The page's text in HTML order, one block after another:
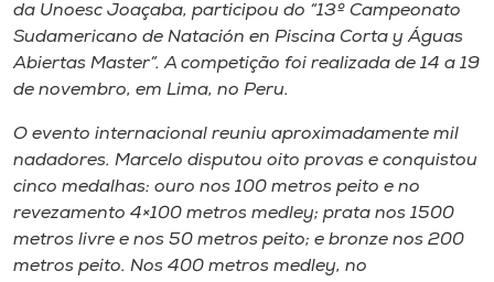
Biblioteca
Rádio
Museu
da Unoesc Joaçaba, participou do “13º Campeonato
Sudamericano de Natación en Piscina Corta y Águas
Abiertas Master”. A competição foi realizada de 14 a 19
de novembro, em Lima, no Peru.
O evento internacional reuniu aproximadamente mil
nadadores. Marcelo disputou oito provas e conquistou
cinco medalhas: ouro nos 100 metros peito e no
revezamento 4×100 metros medley; prata nos 1500
metros livre e nos 50 metros peito; e bronze nos 200
metros peito. Nos 400 metros medley, no